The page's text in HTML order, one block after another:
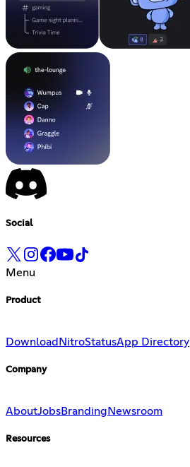
Social
Menu
Product
Download NitroStatusApp Directory
Company
AboutJobsBranding Newsroom
Resources